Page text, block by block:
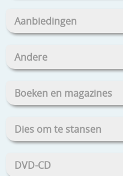
Aanbiedingen
Andere
Boeken en magazines
Dies om te stansen
DVD-CD